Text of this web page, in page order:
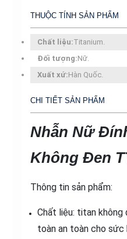
lượng
THUỘC TÍNH SẢN PHẨM
Chất liệu:Titanium.
Đối tượng:Nữ.
Xuất xứ:Hàn Quốc.
CHI TIẾT SẢN PHẨM
Nhẫn Nữ
Không Đen
Thông tin sản phẩm:
Chất liệu: titan không
toàn an toàn cho sức